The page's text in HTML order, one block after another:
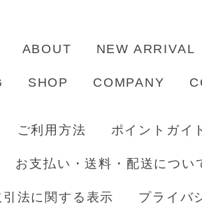
ABOUT NEW ARRIVAL
SHOP COMPANY
ご利用方法 ポイントガイ
お支払い・送料・配送につい
法に関する表示 プライバ